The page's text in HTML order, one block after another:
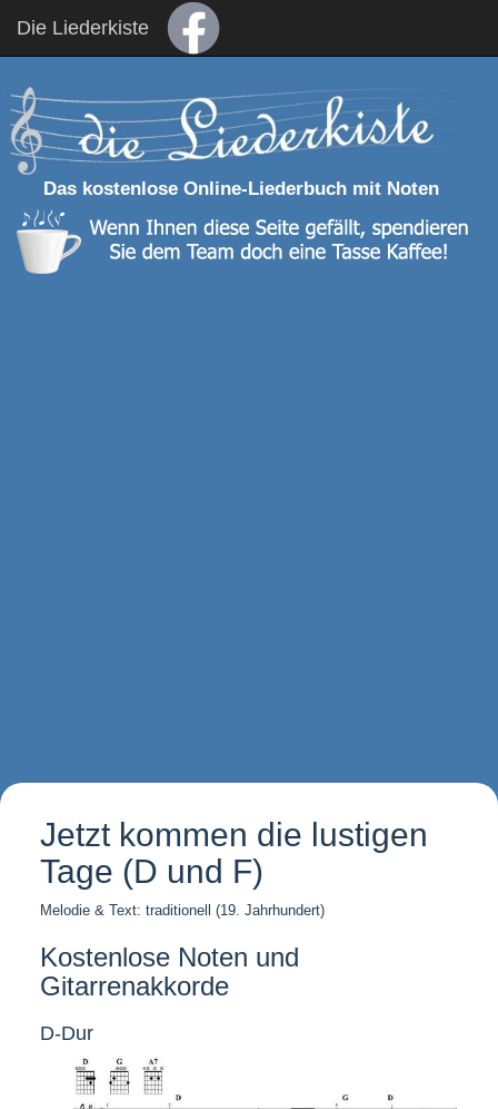
Die Liederkiste
Das kostenlose Online-Liederbuch mit Noten
Jetzt kommen die lustigen
Tage (D und F)
Melodie & Text: traditionell (19. Jahrhundert)
Kostenlose Noten und
Gitarrenakkorde
D-Dur